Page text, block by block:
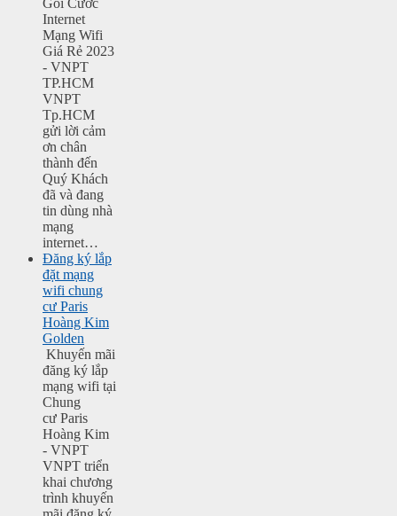
Gói Cước
Internet
Mạng Wifi
Giá Rẻ 2023
- VNPT
TP.HCM
VNPT
Tp.HCM
gửi lời cảm
ơn chân
thành đến
Quý Khách
đã và đang
tin dùng nhà
mạng
internet…
Đăng ký lắp
đặt mạng
wifi chung
cư Paris
Hoàng Kim
Golden
Khuyến mãi
đăng ký lắp
mạng wifi tại
Chung
cư Paris
Hoàng Kim
- VNPT
VNPT triển
khai chương
trình khuyến